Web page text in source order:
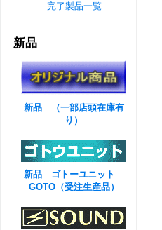
完了製品一覧
新品
新品 （一部店頭在庫有
り）
新品 ゴトーユニット
GOTO（受注生産品）